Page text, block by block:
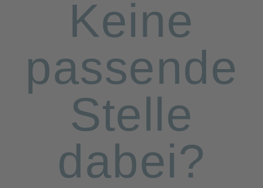
Keine
passende
Stelle
dabei?